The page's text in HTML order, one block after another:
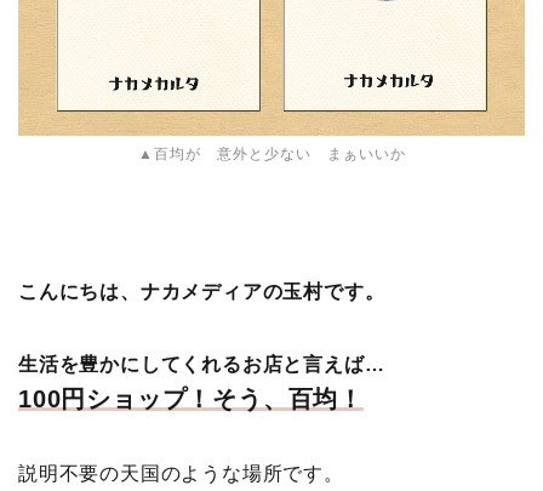
▲百均が 意外と少ない まぁいいか
こんにちは、ナカメディアの玉村です。
生活を豊かにしてくれるお店と言えば…
100円ショップ！そう、百均！
説明不要の天国のような場所です。